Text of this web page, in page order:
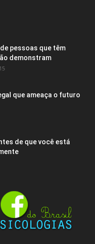
pessoas que têm
demonstram
que ameaça o futuro
de que você está